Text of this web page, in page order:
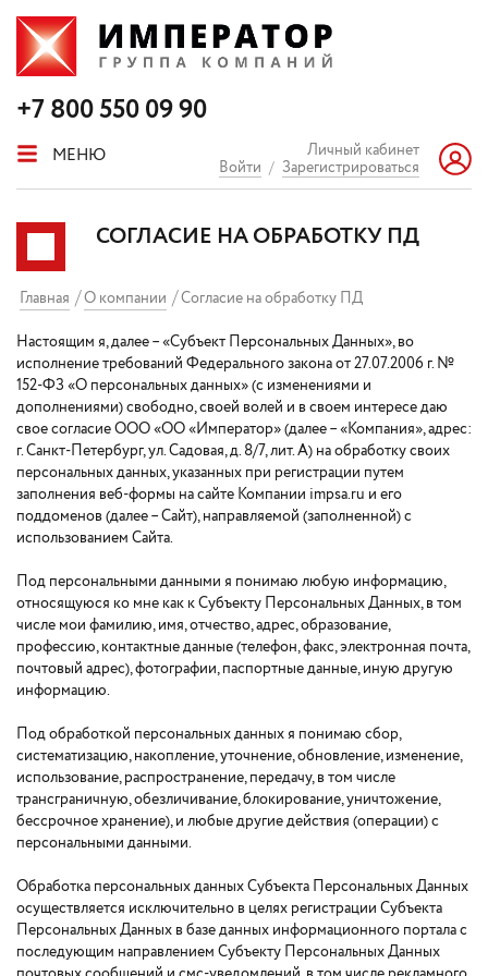
+7 800 550 09 90
МЕНЮ
Личный кабинет
Войти / Зарегистрироваться
СОГЛАСИЕ НА ОБРАБОТКУ ПД
Главная О компании
Согласие на обработку ПД
Настоящим я, далее – «Субъект Персональных Данных», во
исполнение требований Федерального закона от 27.07.2006 г. №
152-ФЗ «О персональных данных» (с изменениями и
дополнениями) свободно, своей волей и в своем интересе даю
свое согласие ООО «ОО «Император» (далее – «Компания», адрес:
г. Санкт-Петербург, ул. Садовая, д. 8/7, лит. А) на обработку своих
персональных данных, указанных при регистрации путем
заполнения веб-формы на сайте Компании impsa.ru и его
поддоменов (далее – Сайт), направляемой (заполненной) с
использованием Сайта.
Под персональными данными я понимаю любую информацию,
относящуюся ко мне как к Субъекту Персональных Данных, в том
числе мои фамилию, имя, отчество, адрес, образование,
профессию, контактные данные (телефон, факс, электронная почта,
почтовый адрес), фотографии, паспортные данные, иную другую
информацию.
Под обработкой персональных данных я понимаю сбор,
систематизацию, накопление, уточнение, обновление, изменение,
использование, распространение, передачу, в том числе
трансграничную, обезличивание, блокирование, уничтожение,
бессрочное хранение), и любые другие действия (операции) с
персональными данными.
Обработка персональных данных Субъекта Персональных Данных
осуществляется исключительно в целях регистрации Субъекта
Персональных Данных в базе данных информационного портала с
последующим направлением Субъекту Персональных Данных